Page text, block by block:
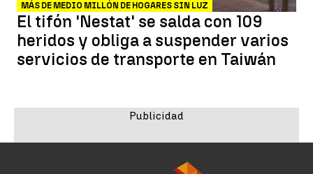
MÁS DE MEDIO MILLÓN DE HOGARES SIN LUZ
El tifón 'Nestat' se salda con 109
heridos y obliga a suspender varios
servicios de transporte en Taiwán